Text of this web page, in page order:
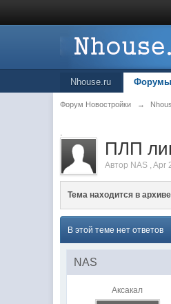
Nhouse.ru Форумы
Форум Новостройки →
.
ПЛП
Автор NAS ,Apr
Тема находится в архиве
В этой теме нет ответов
NAS
Аксакал